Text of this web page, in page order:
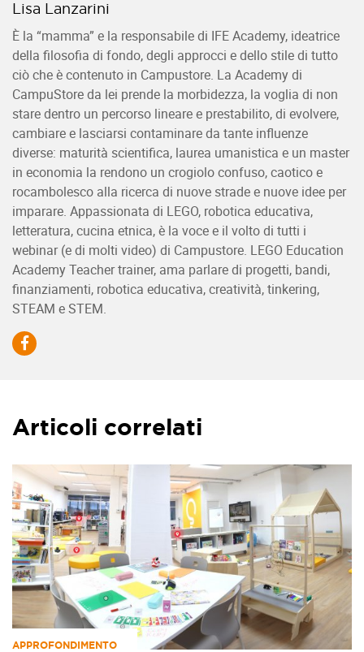
Lisa Lanzarini
È la “mamma” e la responsabile di IFE Academy, ideatrice
della filosofia di fondo, degli approcci e dello stile di tutto
ciò che è contenuto in Campustore. La Academy di
CampuStore da lei prende la morbidezza, la voglia di non
stare dentro un percorso lineare e prestabilito, di evolvere,
cambiare e lasciarsi contaminare da tante influenze
diverse: maturità scientifica, laurea umanistica e un master
in economia la rendono un crogiolo confuso, caotico e
rocambolesco alla ricerca di nuove strade e nuove idee per
imparare. Appassionata di LEGO, robotica educativa,
letteratura, cucina etnica, è la voce e il volto di tutti i
webinar (e di molti video) di Campustore. LEGO Education
Academy Teacher trainer, ama parlare di progetti, bandi,
finanziamenti, robotica educativa, creatività, tinkering,
STEAM e STEM.
Articoli correlati
APPROFONDIMENTO